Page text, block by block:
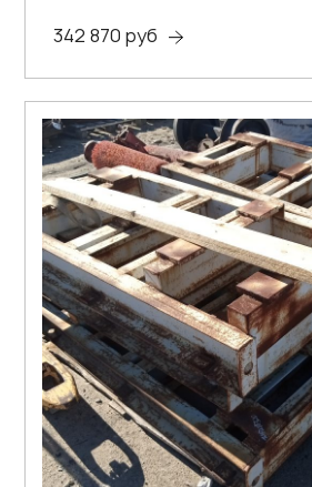
342 870 руб